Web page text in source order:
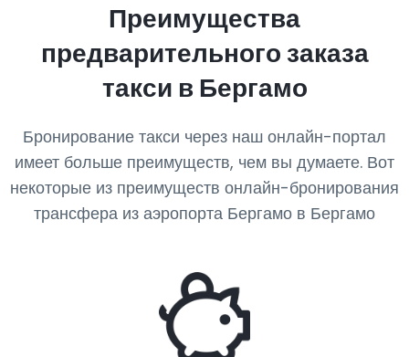
Преимущества
предварительного заказа
такси в Бергамо
Бронирование такси через наш онлайн-портал
имеет больше преимуществ, чем вы думаете. Вот
некоторые из преимуществ онлайн-бронирования
трансфера из аэропорта Бергамо в Бергамо